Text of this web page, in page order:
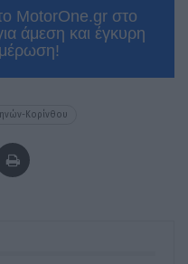
MotorOne.gr στο
άμεση και έγκυρη
Κορίνθου